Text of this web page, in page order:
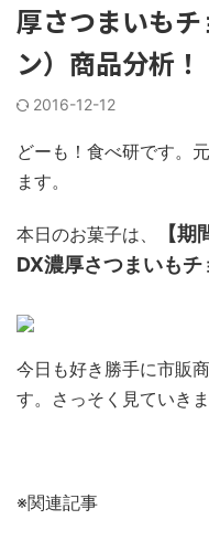
厚さつまいも
ン）商品分析！
2016-12-12
どーも！食べ研です。
ます。
本日のお菓子は、
【
DX濃厚さつまいもチ
今日も好き勝手に市販
す。さっそく見ていきま
※関連記事